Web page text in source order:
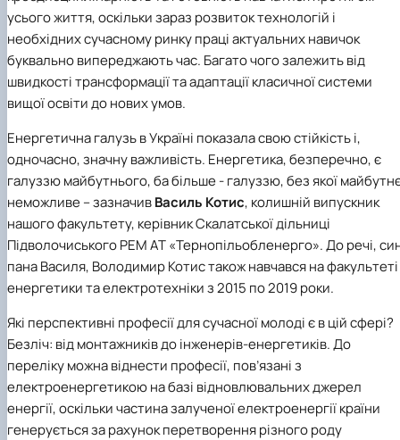
усього життя, оскільки зараз розвиток технологій і
необхідних сучасному ринку праці актуальних навичок
буквально випереджають час. Багато чого залежить від
швидкості трансформації та адаптації класичної системи
вищої освіти до нових умов.
Енергетична галузь в Україні показала свою стійкість і,
одночасно, значну важливість. Енергетика, безперечно, є
галуззю майбутнього, ба більше - галуззю, без якої
неможливе – зазначивВасиль Котис, колишній випускник
нашого факультету, керівник Скалатської дільниці
Підволочиського РЕМ АТ «Тернопільобленерго». До речі,
пана Василя, Володимир Котис також навчався на факультеті
енергетики та електротехніки з 2015 по 2019 роки.
Які перспективні професії для сучасної молоді є в цій сфері?
Безліч: від монтажників до інженерів-енергетиків. До
переліку можна віднести професії, пов’язані з
електроенергетикою на базі відновлювальних джерел
енергії, оскільки частина залученої електроенергії країни
генерується за рахунок перетворення різного роду